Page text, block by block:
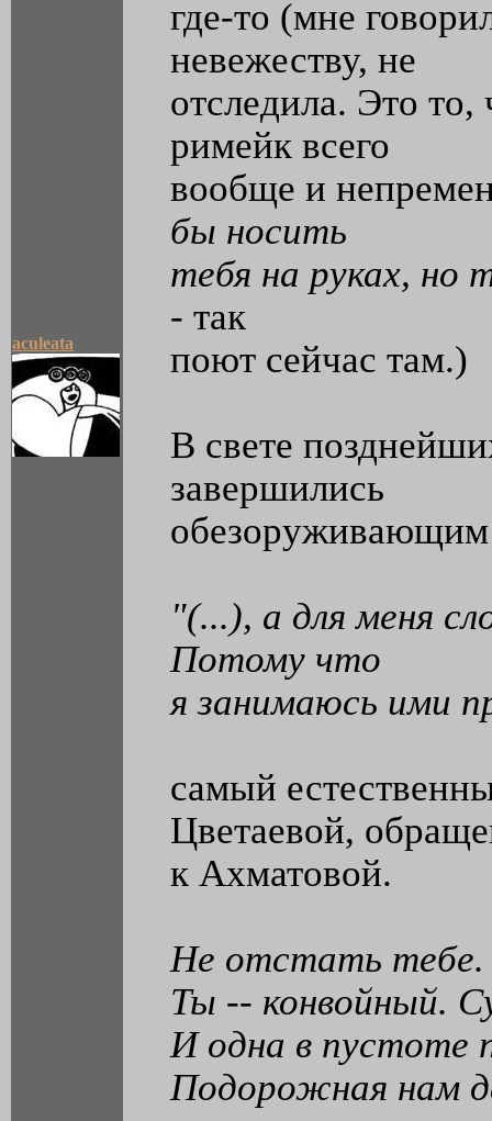
aculeata
где-то (мне
невежеству, не
отследила. Это то,
римейк всего
вообще и
бы носить
тебя на руках, но
- так
поют сейчас там.)
В свете
завершились
"(...), а для меня
Потому что
я занимаюсь ими
самый
Цветаевой,
к Ахматовой.
Не отстать
Ты -- конвойный.
И одна в пустоте
Подорожная нам